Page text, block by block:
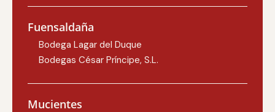
Fuensaldaña
Bodega Lagar del Duque
Bodegas César Príncipe, S.L.
Mucientes